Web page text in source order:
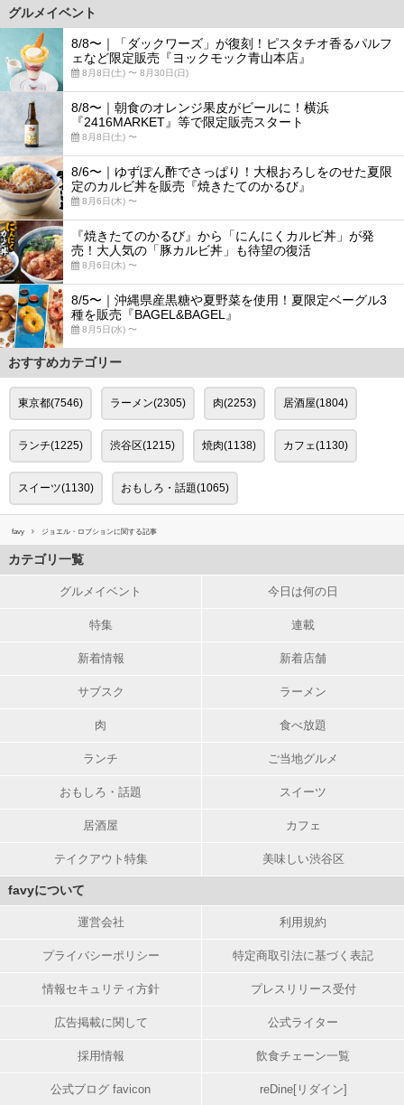
グルメイベント
8/8〜｜「ダックワーズ」が復刻！ピスタチオ香るパルフ
ェなど限定販売『ヨックモック青山本店』
8月8日(土) 〜 8月30日(日)
8/8〜｜朝食のオレンジ果皮がビールに！横浜
『2416MARKET』等で限定販売スタート
8月8日(土) 〜
8/6〜｜ゆずぽん酢でさっぱり！大根おろしをのせた夏限
定のカルビ丼を販売『焼きたてのかるび』
8月6日(木) 〜
『焼きたてのかるび』から「にんにくカルビ丼」が発
売！大人気の「豚カルビ丼」も待望の復活
8月6日(木) 〜
8/5〜｜沖縄県産黒糖や夏野菜を使用！夏限定ベーグル3
種を販売『BAGEL&BAGEL』
8月5日(水) 〜
おすすめカテゴリー
東京都(7546) ラーメン(2305) 肉(2253) 居酒屋(1804)
ランチ(1225) 渋谷区(1215) 焼肉(1138) カフェ(1130)
スイーツ(1130) おもしろ・話題(1065)
favy ジョエル・ロブションに関する記事
カテゴリ一覧
グルメイベント 今日は何の日
特集 連載
新着情報 新着店舗
サブスク ラーメン
肉 食べ放題
ランチ ご当地グルメ
おもしろ・話題 スイーツ
居酒屋 カフェ
テイクアウト特集 美味しい渋谷区
favyについて
運営会社 利用規約
プライバシーポリシー 特定商取引法に基づく表記
情報セキュリティ方針 プレスリリース受付
広告掲載に関して 公式ライター
採用情報 飲食チェーン一覧
公式ブログ favicon reDine[リダイン]